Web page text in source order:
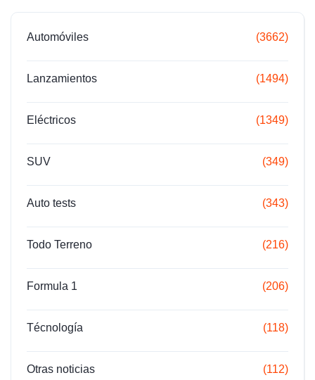
Automóviles (3662)
Lanzamientos (1494)
Eléctricos (1349)
SUV (349)
Auto tests (343)
Todo Terreno (216)
Formula 1 (206)
Técnología (118)
Otras noticias (112)